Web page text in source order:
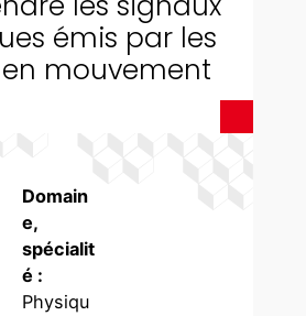
émis par les
mouvement
Domain
e,
spécialit
é :
Physiqu